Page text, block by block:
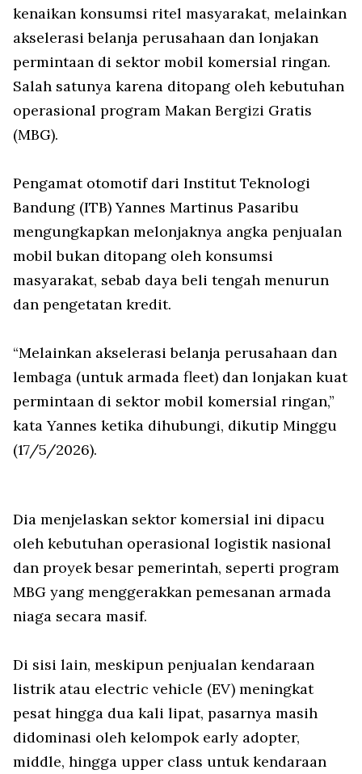
kenaikan konsumsi ritel masyarakat, melainkan
akselerasi belanja perusahaan dan lonjakan
permintaan di sektor mobil komersial ringan.
Salah satunya karena ditopang oleh kebutuhan
operasional program Makan Bergizi Gratis
(MBG).
Pengamat otomotif dari Institut Teknologi
Bandung (ITB) Yannes Martinus Pasaribu
mengungkapkan melonjaknya angka penjualan
mobil bukan ditopang oleh konsumsi
masyarakat, sebab daya beli tengah menurun
dan pengetatan kredit.
“Melainkan akselerasi belanja perusahaan dan
lembaga (untuk armada fleet) dan lonjakan kuat
permintaan di sektor mobil komersial ringan,”
kata Yannes ketika dihubungi, dikutip Minggu
(17/5/2026).
Dia menjelaskan sektor komersial ini dipacu
oleh kebutuhan operasional logistik nasional
dan proyek besar pemerintah, seperti program
MBG yang menggerakkan pemesanan armada
niaga secara masif.
Di sisi lain, meskipun penjualan kendaraan
listrik atau electric vehicle (EV) meningkat
pesat hingga dua kali lipat, pasarnya masih
didominasi oleh kelompok early adopter,
middle, hingga upper class untuk kendaraan